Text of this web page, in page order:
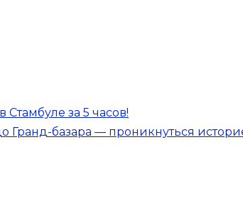
Стамбуле за 5 часов!
Гранд-базара — проникнуться